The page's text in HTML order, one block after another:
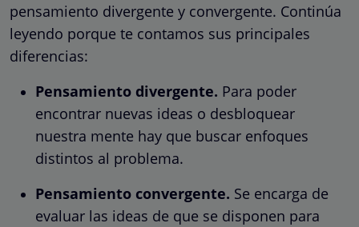
pensamiento divergente y convergente. Continúa
leyendo porque te contamos sus principales
diferencias:
Pensamiento divergente. Para poder
encontrar nuevas ideas o desbloquear
nuestra mente hay que buscar enfoques
distintos al problema.
Pensamiento convergente. Se encarga de
evaluar las ideas de que se disponen para